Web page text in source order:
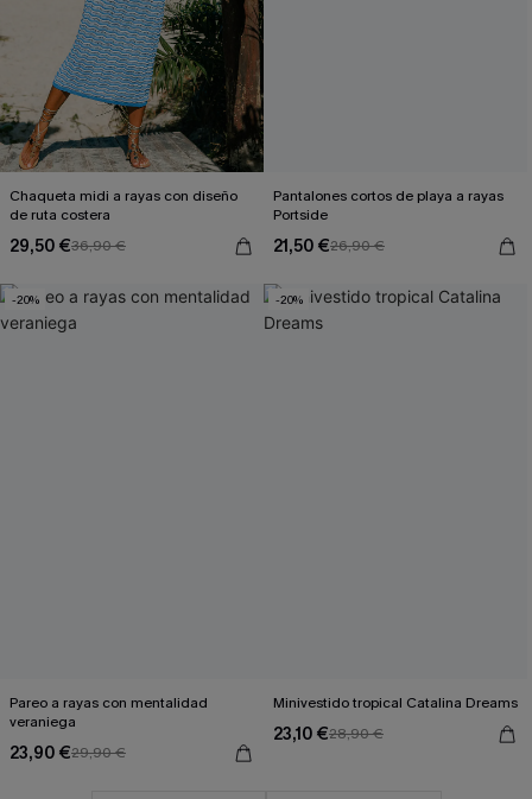
Chaqueta midi a rayas con diseño
de ruta costera
29,50 €36,90 €
Pantalones cortos de playa a rayas
Portside
21,50 €26,90 €
-20%
Pareo a rayas con mentalidad
veraniega
23,90 €29,90 €
-20%
Minivestido tropical Catalina Dreams
23,10 €28,90 €